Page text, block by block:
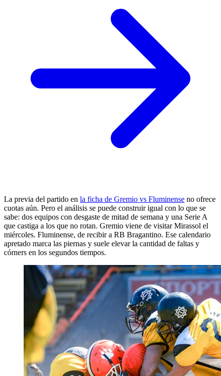
La previa del partido en la ficha de Gremio vs Fluminense no ofrece
cuotas aún. Pero el análisis se puede construir igual con lo que se
sabe: dos equipos con desgaste de mitad de semana y una Serie A
que castiga a los que no rotan. Gremio viene de visitar Mirassol el
miércoles. Fluminense, de recibir a RB Bragantino. Ese calendario
apretado marca las piernas y suele elevar la cantidad de faltas y
córners en los segundos tiempos.